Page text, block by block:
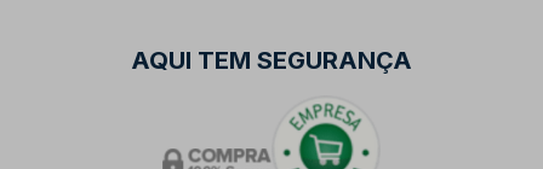
AQUI TEM SEGURANÇA